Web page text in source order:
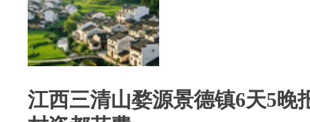
江西三清山婺源景德镇6天5晚